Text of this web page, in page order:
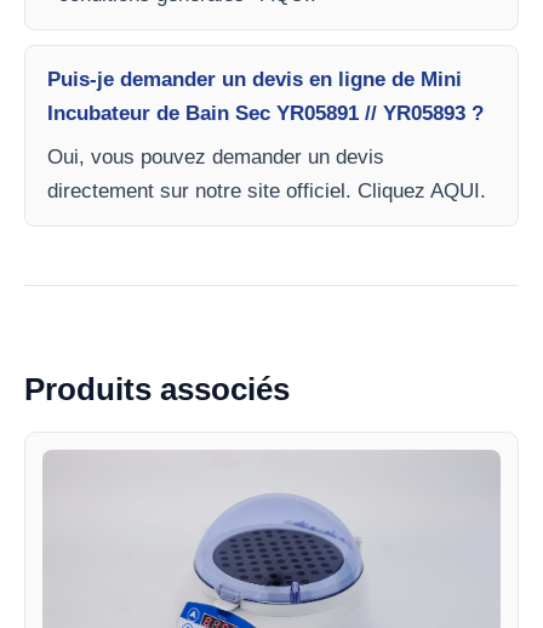
Puis-je demander un devis en ligne de Mini
Incubateur de Bain Sec YR05891 // YR05893 ?
Oui, vous pouvez demander un devis
directement sur notre site officiel. Cliquez AQUI.
Produits associés